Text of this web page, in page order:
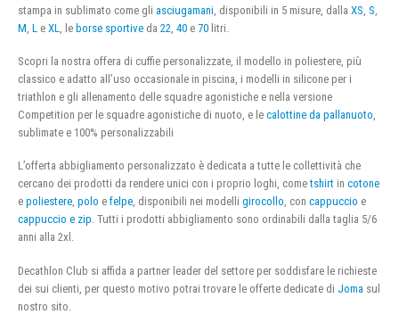
stampa in sublimato come gli asciugamani , disponibili in 5 misure, dalla XS S
M L e XL , le borse sportive da 22 40 e 70 litri.
Scopri la nostra offera di cuffie personalizzate, il modello in poliestere, più
classico e adatto all’uso occasionale in piscina, i modelli in silicone per i
triathlon e gli allenamento delle squadre agonistiche e nella versione
Competition per le squadre agonistiche di nuoto, e le calottine da pallanuoto,
sublimate e 100% personalizzabili
L’offerta abbigliamento personalizzato è dedicata a tutte le collettività che
cercano dei prodotti da rendere unici con i proprio loghi, cometshirt in cotone
e poliestere, polo e felpe, disponibili nei modelli girocollo, con cappuccio e
cappuccio e zip. Tutti i prodotti abbigliamento sono ordinabili dalla taglia 5/6
anni alla 2xl.
Decathlon Club si affida a partner leader del settore per soddisfare le richieste
dei sui clienti, per questo motivo potrai trovare le offerte dedicate di Joma sul
nostro sito.